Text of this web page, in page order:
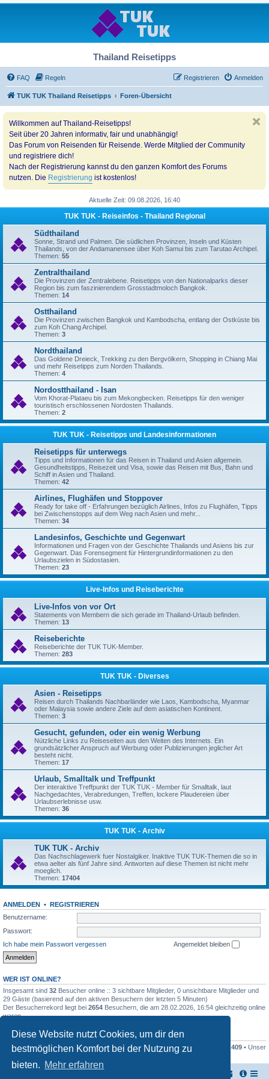
Diese Website nutzt Cookies, um dir den
bestmöglichen Komfort bei der Nutzung zu
bieten. Mehr erfahren
Thailand Reisetipps
FAQ Regeln Anmelden
Registrieren
TUK TUK Thailand Reisetipps Foren-Übersicht
Willkommen auf Thailand-Reisetipps!
Seit über 20 Jahren informativ, fair und unabhängig!
Das Forum von Reisenden für Reisende. Werde Mitglied der Community
und registriere dich!
Nach der Registrierung kannst du den ganzen Komfort des Forums
nutzen. Die Registrierung ist kostenlos!
Aktuelle Zeit: 09.08.2026, 16:40
TUK TUK - Reiseinfos - Thailand Regional
Südthailand
Sonne, Strand und Palmen. Die südlichen Provinzen, Inseln und Küsten
Thailands, von der Andamanensee über Koh Samui bis zum Tarutao Archipel.
Themen: 55
Zentralthailand
Die Provinzen der Zentralebene. Reisetipps von den Nationalparks dieser
Region bis zum faszinierendem Grosstadtmoloch Bangkok.
Themen: 14
Ostthailand
Die Provinzen zwischen Bangkok und Kambodscha, entlang der Ostküste bis
zum Koh Chang Archipel.
Themen: 3
Nordthailand
Das Goldene Dreieck, Trekking zu den Bergvölkern, Shopping in Chiang Mai
und mehr Reisetipps zum Norden Thailands.
Themen: 4
Nordostthailand - Isan
Vom Khorat-Plataeu bis zum Mekongbecken. Reisetipps für den weniger
touristisch erschlossenen Nordosten Thailands.
Themen: 2
TUK TUK - Reisetipps und Landesinformationen
Reisetipps für unterwegs
Tipps und Informationen für das Reisen in Thailand und Asien allgemein.
Gesundheitstipps, Reisezeit und Visa, sowie das Reisen mit Bus, Bahn und
Schiff in Asien und Thailand.
Themen: 42
Airlines, Flughäfen und Stoppover
Ready for take off - Erfahrungen bezüglich Airlines, Infos zu Flughäfen, Tipps
bei Zwischenstopps auf dem Weg nach Asien und mehr...
Themen: 34
Landesinfos, Geschichte und Gegenwart
Informationen und Fragen von der Geschichte Thailands und Asiens bis zur
Gegenwart. Das Forensegment für Hintergrundinformationen zu den
Urlaubszielen in Südostasien.
Themen: 23
Live-Infos und Reiseberichte
Live-Infos von vor Ort
Statements von Membern die sich gerade im Thailand-Urlaub befinden.
Themen: 13
Reiseberichte
Reiseberichte der TUK TUK-Member.
Themen: 283
TUK TUK - Diverses
Asien - Reisetipps
Reisen durch Thailands Nachbarländer wie Laos, Kambodscha, Myanmar
oder Malaysia sowie andere Ziele auf dem asiatischen Kontinent.
Themen: 3
Gesucht, gefunden, oder ein wenig Werbung
Nützliche Links zu Reiseseiten aus den Weiten des Internets. Ein
grundsätzlicher Anspruch auf Werbung oder Publizierungen jeglicher Art
besteht nicht.
Themen: 17
Urlaub, Smalltalk und Treffpunkt
Der interaktive Treffpunkt der TUK TUK - Member für Smalltalk, laut
Nachgedachtes, Verabredungen, Treffen, lockere Plaudereien über
Urlaubserlebnisse usw.
Themen: 36
TUK TUK - Archiv
TUK TUK - Archiv
Das Nachschlagewerk fuer Nostalgiker. Inaktive TUK TUK-Themen die so in
etwa aelter als fünf Jahre sind. Antworten auf diese Themen ist nicht mehr
moeglich.
Themen: 17404
ANMELDEN • REGISTRIEREN
Benutzername:
Passwort:
Ich habe mein Passwort vergessen
Angemeldet bleiben
WER IST ONLINE?
Insgesamt sind 32 Besucher online :: 3 sichtbare Mitglieder, 0 unsichtbare Mitglieder und
29 Gäste (basierend auf den aktiven Besuchern der letzten 5 Minuten)
Der Besucherrekord liegt bei 2654 Besuchern, die am 28.02.2026, 16:54 gleichzeitig online
waren.
STATISTIK
Beiträge insgesamt161446• Themen insgesamt17948• Mitglieder insgesamt 409 • Unser
neuestes Mitglied: